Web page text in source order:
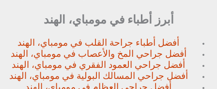
أبرز أطباء في مومباي، الهند
أفضل أطباء جراحة القلب في مومباي، الهند
أفضل جراحي المخ والأعصاب في مومباي، الهند
أفضل جراحي العمود الفقري في مومباي، الهند
أفضل جراحي المسالك البولية في مومباي، الهند